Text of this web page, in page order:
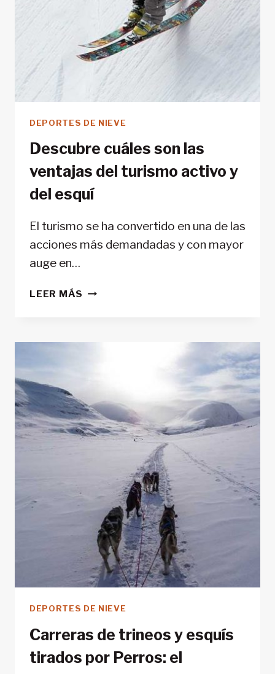
DEPORTES DE NIEVE
Descubre cuáles son las
ventajas del turismo activo y
del esquí
El turismo se ha convertido en una de las
acciones más demandadas y con mayor
auge en…
LEER MÁS DESCUBRE
Y
DEL
ESQUÍ
DEPORTES DE NIEVE
Carreras de trineos y esquís
tirados por Perros: el